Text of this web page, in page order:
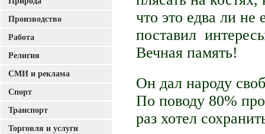
что это едва ли не
поставил
Вечная память!
Он дал народу
По поводу 80%
раз хотел
Производство
Работа
Религия
СМИ и реклама
Спорт
Транспорт
Торговля и услуги